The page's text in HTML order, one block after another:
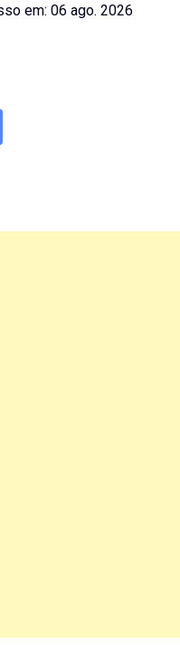
em: 06 ago. 2026